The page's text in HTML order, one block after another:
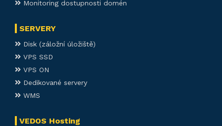
Monitoring dostupnosti domén
SERVERY
Disk (záložní úložiště)
VPS SSD
VPS ON
Dedikované servery
WMS
VEDOS Hosting